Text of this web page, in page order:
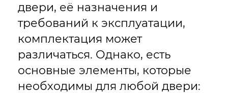
двери, её назначения и
требований к эксплуатации,
комплектация может
различаться. Однако, есть
основные элементы, которые
необходимы для любой двери: